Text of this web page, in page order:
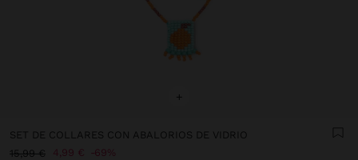
+
SET DE COLLARES CON ABALORIOS DE VIDRIO
15,99 €
4,99 € 69%